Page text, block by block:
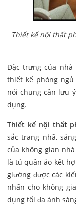
Thiết kế nội thất
Đặc trưng của nhà
thiết kế phòng ngủ
nói chung cần lưu
dụng.
Thiết kế nội thất
sắc trang nhã,
của không gian
là tủ quần áo kết
giường được các
nhấn cho không
dụng tối đa ánh